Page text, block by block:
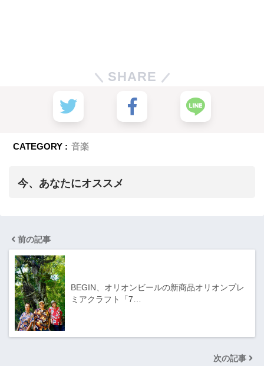
SHARE
CATEGORY : 音楽
今、あなたにオススメ
前の記事
BEGIN、オリオンビールの新商品オリオンプレ
ミアクラフト「7…
次の記事